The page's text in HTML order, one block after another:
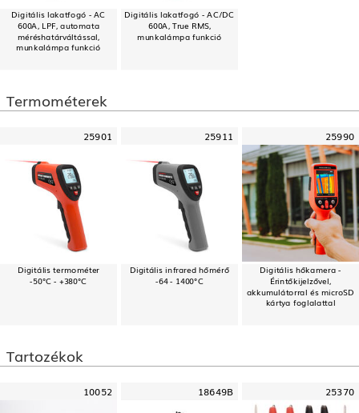
Digitális lakatfogó - AC
600A, LPF, automata
méréshatárváltással,
munkalámpa funkció
Digitális lakatfogó - AC/DC
600A, True RMS,
munkalámpa funkció
Termométerek
25901
Digitális termométer
-50°C - +380°C
25911
Digitális infrared hőmérő
-64 - 1400°C
25990
Digitális hőkamera -
Érintőkijelzővel,
akkumulátorral és microSD
kártya foglalattal
Tartozékok
10052 18649B 25370